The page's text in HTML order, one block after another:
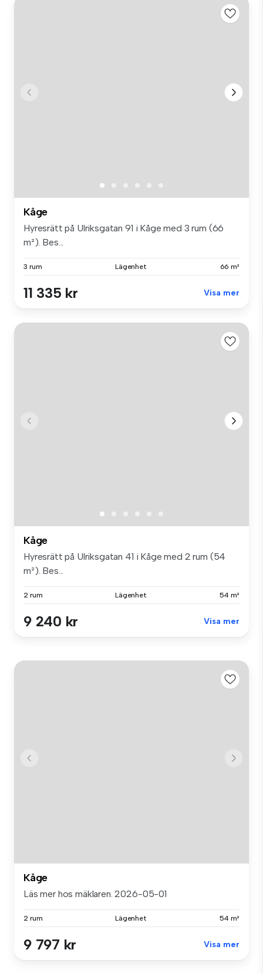
Kåge
Hyresrätt på Ulriksgatan 91 i Kåge med 3 rum (66
m²). Bes...
3 rum Lägenhet 66 m²
11 335 kr Visa mer
Kåge
Hyresrätt på Ulriksgatan 41 i Kåge med 2 rum (54
m²). Bes...
2 rum Lägenhet 54 m²
9 240 kr Visa mer
Kåge
Läs mer hos mäklaren. 2026-05-01
2 rum Lägenhet 54 m²
9 797 kr Visa mer